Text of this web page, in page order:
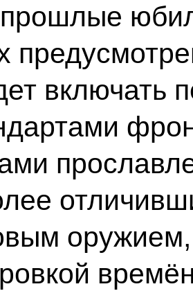
прошлые
включать